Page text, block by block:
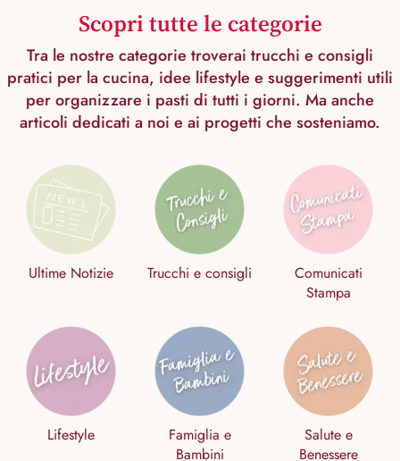
Scopri tutte le categorie
Tra le nostre categorie troverai trucchi e consigli
pratici per la cucina, idee lifestyle e suggerimenti utili
per organizzare i pasti di tutti i giorni. Ma anche
articoli dedicati a noi e ai progetti che sosteniamo.
Ultime Notizie Trucchi e consigli
Comunicati
Stampa
Lifestyle
Famiglia e
Bambini
Salute e
Benessere